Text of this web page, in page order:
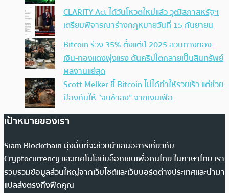
CLARITY Act ได้วันโหวตใหม่แล้ว วุฒิสภาสหรัฐฯ
เตรียมพิจารณาร่างกฎหมายวันที่ 15 กันยายน
Bitcoin ร่วง 35% ตั้งแต่ปี 2025 สวนทางทอง-
เงิน-ทองแดงพุ่งแรง ดันคริปโตกลายเป็นสินทรัพย์
ผลงานแย่สุด
Scott Melker ชี้ Bitcoin ไม่ได้ทำให้รวยเร็ว แต่ช่วย
ป้องกันให้ “จนช้าลง” จากเงินเฟ้อ
เป้าหมายของเรา
Siam Blockchain มุ่งมั่นที่จะช่วยนำเสนอสารเกี่ยวกับ
Cryptocurrency และเทคโนโลยีบล็อกเชนเพื่อคนไทย ในภาษาไทย เรา
รวบรวมข้อมูลส่วนใหญ่จากเว็บไซต์และเว็บบอร์ดต่างประเทศและนำมา
แปลส่งตรงถึงฟีดคุณ